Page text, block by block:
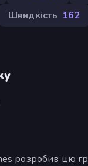
Швидкість 162
розробив цю